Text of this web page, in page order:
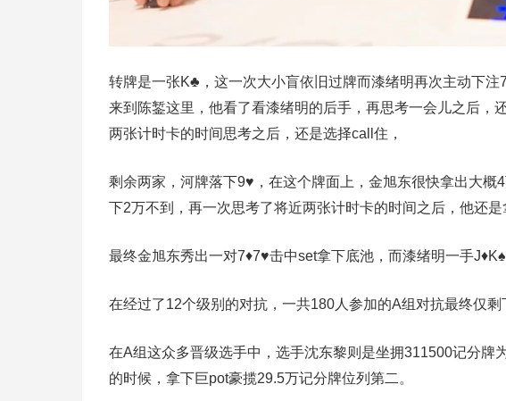
转牌是一张K♣️，这一次大小盲依旧过牌而漆绪明再次主动下
来到陈錾这里，他看了看漆绪明的后手，再思考一会儿之后，
两张计时卡的时间思考之后，还是选择call住，
剩余两家，河牌落下9♥️，在这个牌面上，金旭东很快拿出大
下2万不到，再一次思考了将近两张计时卡的时间之后，他还是
最终金旭东秀出一对7♦️7♥️击中set拿下底池，而漆绪明一手J♦️K♠️
在经过了12个级别的对抗，一共180人参加的A组对抗最终仅剩
在A组这众多晋级选手中，选手沈东黎则是坐拥311500记分牌
的时候，拿下巨pot豪揽29.5万记分牌位列第二。